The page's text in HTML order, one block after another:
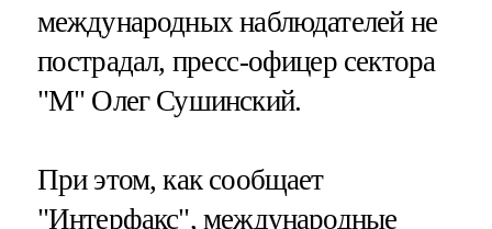
международных наблюдателей не
пострадал, пресс-офицер сектора
"М" Олег Сушинский.
При этом, как сообщает
"Интерфакс", международные